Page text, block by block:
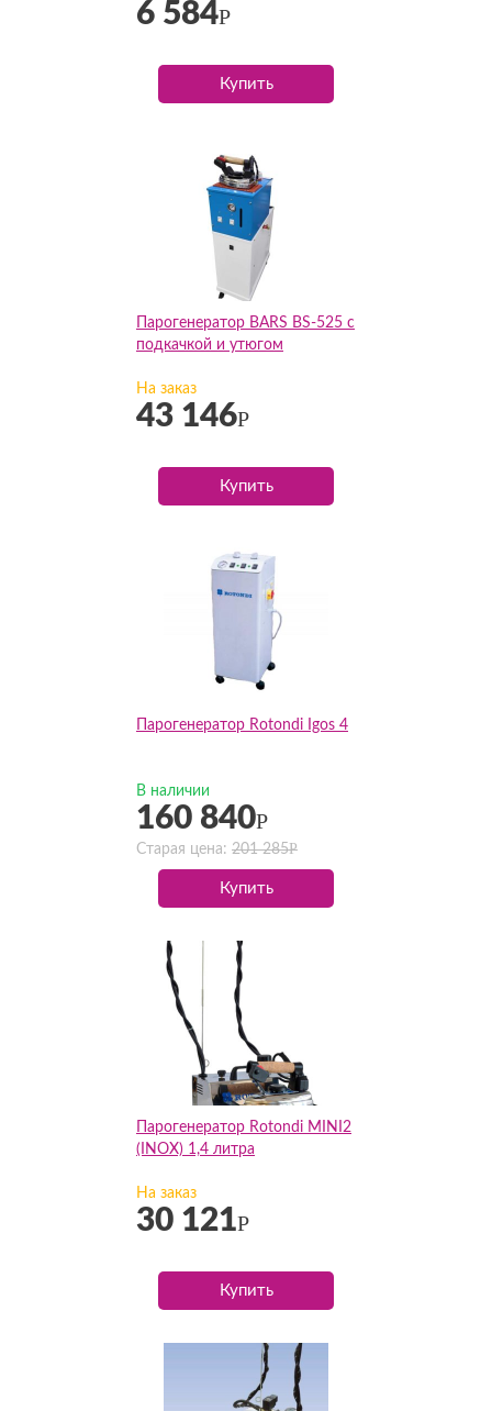
6 584Р
Купить
Парогенератор BARS BS-525 с
подкачкой и утюгом
На заказ
43 146Р
Купить
Парогенератор Rotondi Igos 4
В наличии
160 840Р
Старая цена: 201 285Р
Купить
Парогенератор Rotondi MINI2
(INOX) 1,4 литра
На заказ
30 121Р
Купить